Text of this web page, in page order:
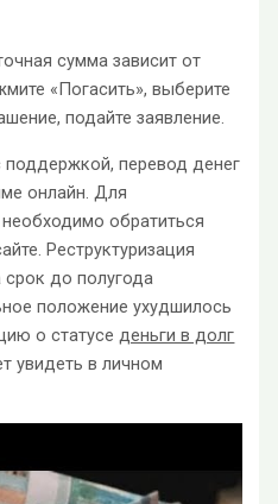
сумма зависит от
«Погасить», выберите
подайте заявление.
перевод денег
онлайн. Для
обратиться
Реструктуризация
срок до полугода
положение ухудшилось
о статусе деньги в долг
увидеть в личном